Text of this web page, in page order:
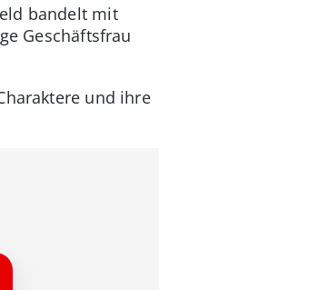
bandelt mit
Geschäftsfrau
und ihre